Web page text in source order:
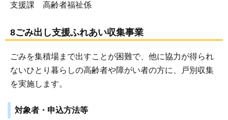
支援課 高齢者福祉係
8ごみ出し支援ふれあい収集事業
ごみを集積場まで出すことが困難で、他に協力が得られ
ないひとり暮らしの高齢者や障がい者の方に、戸別収集
を実施します。
対象者・申込方法等